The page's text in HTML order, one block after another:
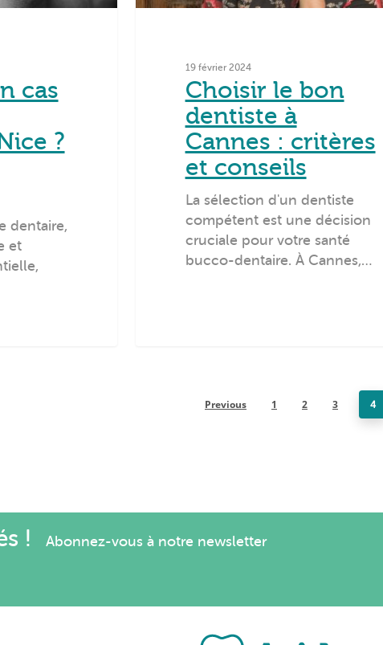
cas
?
dentaire,
et
19 février 2024
Choisir le bon
dentiste à
Cannes : critères
et conseils
La sélection d'un dentiste
compétent est une décision
cruciale pour votre santé
bucco-dentaire. À Cannes,…
Previous 1 2 3 4
! Abonnez-vous à notre newsletter